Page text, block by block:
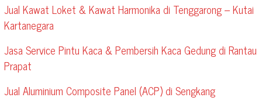
Jual Kawat Loket & Kawat Harmonika di Tenggarong – Kutai
Kartanegara
Jasa Service Pintu Kaca & Pembersih Kaca Gedung di Rantau
Prapat
Jual Aluminium Composite Panel (ACP) di Sengkang